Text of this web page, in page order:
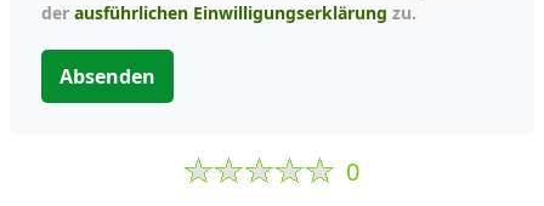
der ausführlichen Einwilligungserklärung zu.
Absenden
0